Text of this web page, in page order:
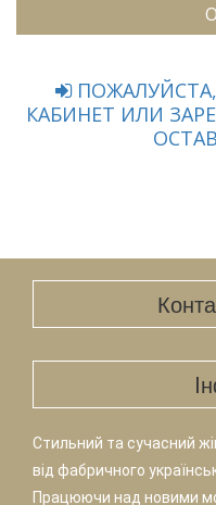
КАБИНЕТ ИЛИ
Стильний та сучасний
від фабричного
Працюючи над новими